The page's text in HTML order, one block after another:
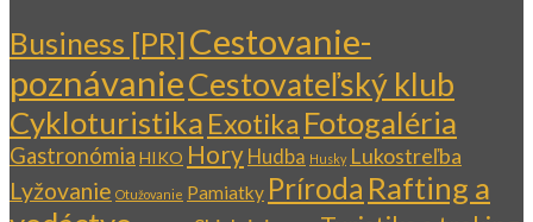
Business [PR]Cestovanie-
poznávanieCestovateľský klub
Cykloturistika Exotika Fotogaléria
Gastronómia HIKO Hory Hudba Husky Lukostreľba
Lyžovanie Otužovanie Pamiatky Príroda Rafting a